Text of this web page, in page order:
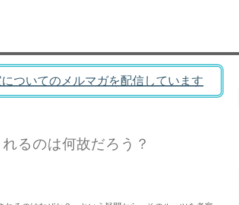
ついてのメルマガを配信しています
るのは何故だろう？